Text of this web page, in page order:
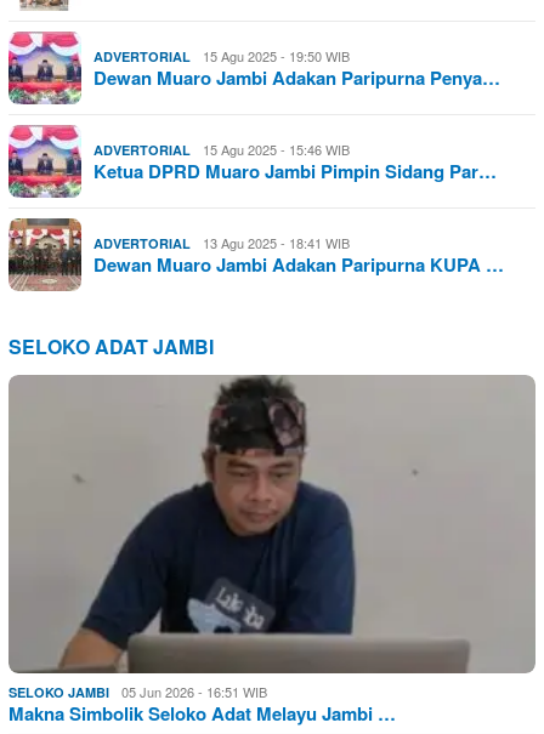
ADVERTORIAL 15 Agu 2025 - 19:50 WIB
Dewan Muaro Jambi Adakan Paripurna Penya…
ADVERTORIAL 15 Agu 2025 - 15:46 WIB
Ketua DPRD Muaro Jambi Pimpin Sidang Par…
ADVERTORIAL 13 Agu 2025 - 18:41 WIB
Dewan Muaro Jambi Adakan Paripurna KUPA …
SELOKO ADAT JAMBI
SELOKO JAMBI 05 Jun 2026 - 16:51 WIB
Makna Simbolik Seloko Adat Melayu Jambi …